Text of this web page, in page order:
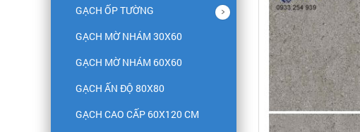
GẠCH ỐP TƯỜNG
GẠCH MỜ NHÁM 30X60
GẠCH MỜ NHÁM 60X60
GẠCH ẤN ĐỘ 80X80
GẠCH CAO CẤP 60X120 CM